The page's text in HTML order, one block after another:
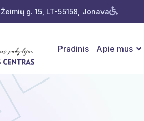
Žeimių g. 15, LT-55158, Jonava
Pradinis Apie mus